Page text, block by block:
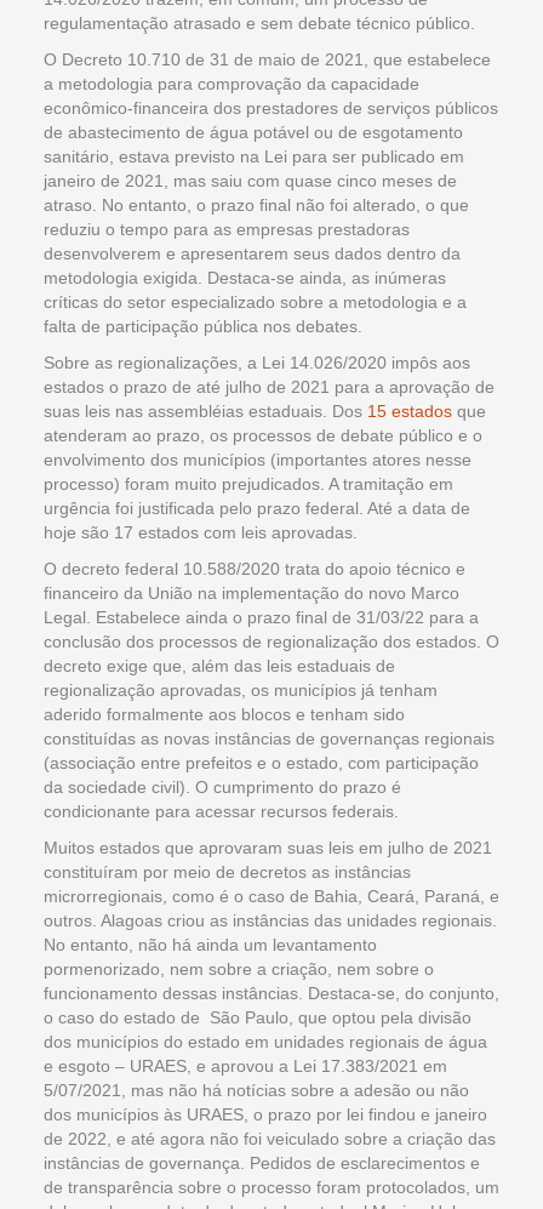
regulamentação atrasado e sem debate técnico público.
O Decreto 10.710 de 31 de maio de 2021, que estabelece
a metodologia para comprovação da capacidade
econômico-financeira dos prestadores de serviços públicos
de abastecimento de água potável ou de esgotamento
sanitário, estava previsto na Lei para ser publicado em
janeiro de 2021, mas saiu com quase cinco meses de
atraso. No entanto, o prazo final não foi alterado, o que
reduziu o tempo para as empresas prestadoras
desenvolverem e apresentarem seus dados dentro da
metodologia exigida. Destaca-se ainda, as inúmeras
críticas do setor especializado sobre a metodologia e a
falta de participação pública nos debates.
Sobre as regionalizações, a Lei 14.026/2020 impôs aos
estados o prazo de até julho de 2021 para a aprovação de
suas leis nas assembléias estaduais. Dos 15 estados que
atenderam ao prazo, os processos de debate público e o
envolvimento dos municípios (importantes atores nesse
processo) foram muito prejudicados. A tramitação em
urgência foi justificada pelo prazo federal. Até a data de
hoje são 17 estados com leis aprovadas.
O decreto federal 10.588/2020 trata do apoio técnico e
financeiro da União na implementação do novo Marco
Legal. Estabelece ainda o prazo final de 31/03/22 para a
conclusão dos processos de regionalização dos estados. O
decreto exige que, além das leis estaduais de
regionalização aprovadas, os municípios já tenham
aderido formalmente aos blocos e tenham sido
constituídas as novas instâncias de governanças regionais
(associação entre prefeitos e o estado, com participação
da sociedade civil). O cumprimento do prazo é
condicionante para acessar recursos federais.
Muitos estados que aprovaram suas leis em julho de 2021
constituíram por meio de decretos as instâncias
microrregionais, como é o caso de Bahia, Ceará, Paraná, e
outros. Alagoas criou as instâncias das unidades regionais.
No entanto, não há ainda um levantamento
pormenorizado, nem sobre a criação, nem sobre o
funcionamento dessas instâncias. Destaca-se, do conjunto,
o caso do estado de São Paulo, que optou pela divisão
dos municípios do estado em unidades regionais de água
e esgoto – URAES, e aprovou a Lei 17.383/2021 em
5/07/2021, mas não há notícias sobre a adesão ou não
dos municípios às URAES, o prazo por lei findou e janeiro
de 2022, e até agora não foi veiculado sobre a criação das
instâncias de governança. Pedidos de esclarecimentos e
de transparência sobre o processo foram protocolados, um